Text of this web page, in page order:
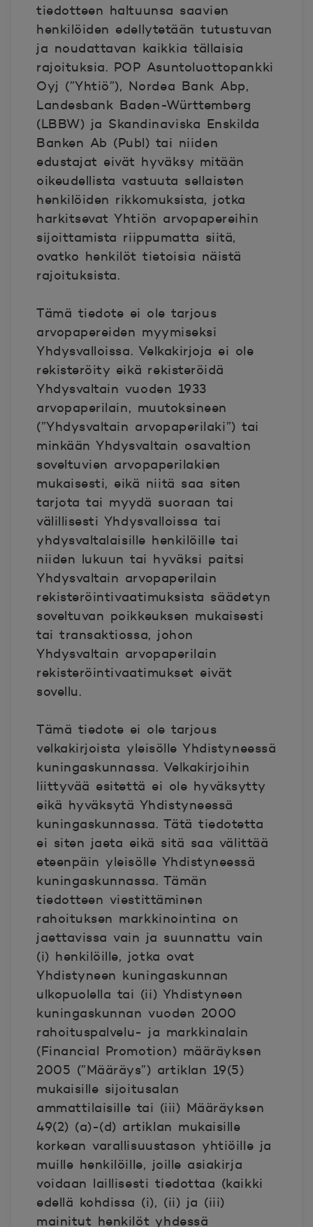
tiedotteen haltuunsa saavien
henkilöiden edellytetään tutustuvan
ja noudattavan kaikkia tällaisia
rajoituksia. POP Asuntoluottopankki
Oyj (”Yhtiö”), Nordea Bank Abp,
Landesbank Baden-Württemberg
(LBBW) ja Skandinaviska Enskilda
Banken Ab (Publ) tai niiden
edustajat eivät hyväksy mitään
oikeudellista vastuuta sellaisten
henkilöiden rikkomuksista, jotka
harkitsevat Yhtiön arvopapereihin
sijoittamista riippumatta siitä,
ovatko henkilöt tietoisia näistä
rajoituksista.
Tämä tiedote ei ole tarjous
arvopapereiden myymiseksi
Yhdysvalloissa. Velkakirjoja ei ole
rekisteröity eikä rekisteröidä
Yhdysvaltain vuoden 1933
arvopaperilain, muutoksineen
(”Yhdysvaltain arvopaperilaki”) tai
minkään Yhdysvaltain osavaltion
soveltuvien arvopaperilakien
mukaisesti, eikä niitä saa siten
tarjota tai myydä suoraan tai
välillisesti Yhdysvalloissa tai
yhdysvaltalaisille henkilöille tai
niiden lukuun tai hyväksi paitsi
Yhdysvaltain arvopaperilain
rekisteröintivaatimuksista säädetyn
soveltuvan poikkeuksen mukaisesti
tai transaktiossa, johon
Yhdysvaltain arvopaperilain
rekisteröintivaatimukset eivät
sovellu.
Tämä tiedote ei ole tarjous
velkakirjoista yleisölle Yhdistyneessä
kuningaskunnassa. Velkakirjoihin
liittyvää esitettä ei ole hyväksytty
eikä hyväksytä Yhdistyneessä
kuningaskunnassa. Tätä tiedotetta
ei siten jaeta eikä sitä saa välittää
eteenpäin yleisölle Yhdistyneessä
kuningaskunnassa. Tämän
tiedotteen viestittäminen
rahoituksen markkinointina on
jaettavissa vain ja suunnattu vain
(i) henkilöille, jotka ovat
Yhdistyneen kuningaskunnan
ulkopuolella tai (ii) Yhdistyneen
kuningaskunnan vuoden 2000
rahoituspalvelu- ja markkinalain
(Financial Promotion) määräyksen
2005 (”Määräys”) artiklan 19(5)
mukaisille sijoitusalan
ammattilaisille tai (iii) Määräyksen
49(2) (a)-(d) artiklan mukaisille
korkean varallisuustason yhtiöille ja
muille henkilöille, joille asiakirja
voidaan laillisesti tiedottaa (kaikki
edellä kohdissa (i), (ii) ja (iii)
mainitut henkilöt yhdessä